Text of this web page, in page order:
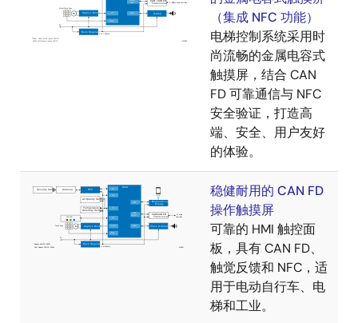
（集成 NFC 功能）
电梯控制系统采用时
尚流畅的金属电容式
触摸屏，结合 CAN
FD 可靠通信与 NFC
安全验证，打造高
端、安全、用户友好
的体验。
稳健耐用的 CAN FD
操作触摸屏
可靠的 HMI 触控面
板，具有 CAN FD、
触觉反馈和 NFC，适
用于电动自行车、电
梯和工业。